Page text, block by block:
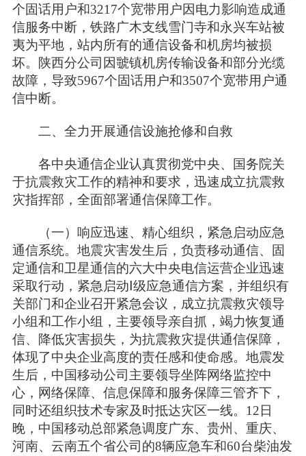
个固话用户和3217个宽带用户因电力影响造成通
信服务中断，铁路广木支线雪门寺和永兴车站被
夷为平地，站内所有的通信设备和机房均被损
坏。陕西分公司因虢镇机房传输设备和部分光缆
故障，导致5967个固话用户和3507个宽带用户通
信中断。
二、全力开展通信设施抢修和自救
各中央通信企业认真贯彻党中央、国务院关
于抗震救灾工作的精神和要求，迅速成立抗震救
灾指挥部，全面部署通信保障工作。
（一）响应迅速、精心组织，紧急启动应急
通信系统。地震灾害发生后，负责移动通信、固
定通信和卫星通信的六大中央电信运营企业迅速
采取行动，紧急启动Ⅰ级应急通信方案，并组织有
关部门和企业召开紧急会议，成立抗震救灾领导
小组和工作小组，主要领导亲自抓，竭力恢复通
信、降低灾害损失，为抗震救灾提供通信保障，
体现了中央企业高度的责任感和使命感。地震发
生后，中国移动公司主要领导坐阵网络监控中
心，网络保障、信息保障和服务保障三管齐下，
同时还组织技术专家及时抵达灾区一线。12日
晚，中国移动总部紧急调度广东、贵州、重庆、
河南、云南五个省公司的8辆应急车和60台柴油发